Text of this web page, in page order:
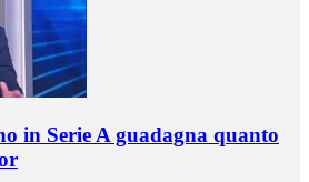
in Serie A guadagna quanto